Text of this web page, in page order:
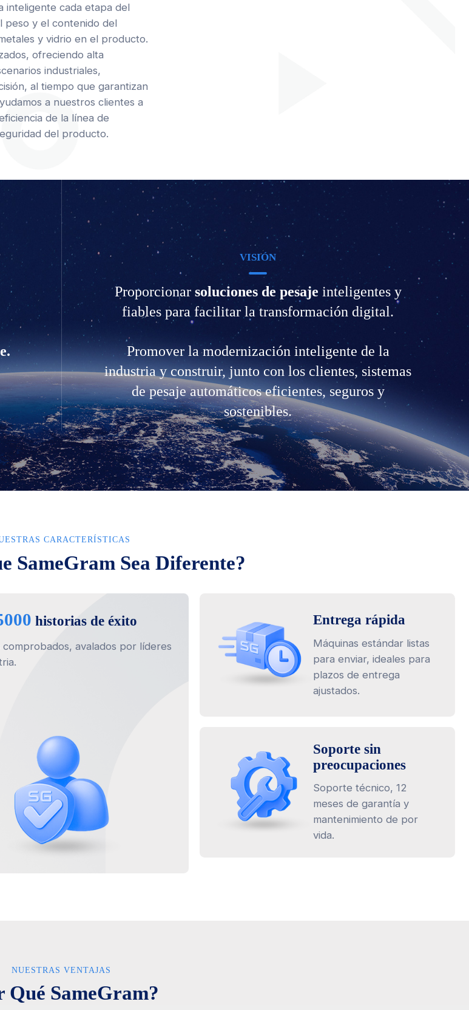
inteligente cada etapa del
peso y el contenido del
y vidrio en el producto.
ofreciendo alta
industriales,
al tiempo que garantizan
a nuestros clientes a
de la línea de
del producto.
VISIÓN
Proporcionar soluciones de pesaje inteligentes y
fiables para facilitar la transformación digital.
Promover la modernización inteligente de la
industria y construir, junto con los clientes, sistemas
de pesaje automáticos eficientes, seguros y
sostenibles.
CARACTERÍSTICAS
SameGram Sea Diferente?
historias de éxito
comprobados, avalados por líderes
Entrega rápida
Máquinas estándar listas
para enviar, ideales para
plazos de entrega
ajustados.
Soporte sin
preocupaciones
Soporte técnico, 12
meses de garantía y
mantenimiento de por
vida.
NUESTRAS VENTAJAS
Qué SameGram?